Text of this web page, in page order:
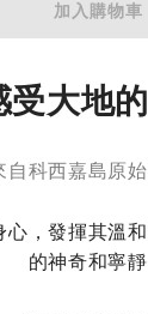
加入購物車
受大地
自科西嘉島原
心，發揮其溫
的神奇和寧靜